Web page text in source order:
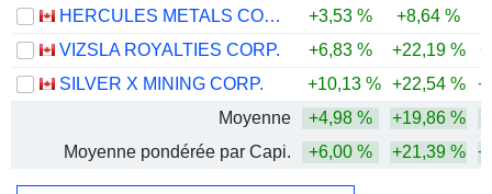
HERCULES METALS CORP.
+3,53 % +8,64 %
VIZSLA ROYALTIES CORP.
+6,83 % +22,19 %
SILVER X MINING CORP.
+10,13 % +22,54 %
Moyenne
+4,98 % +19,86 %
Moyenne pondérée par Capi.
+6,00 % +21,39 %